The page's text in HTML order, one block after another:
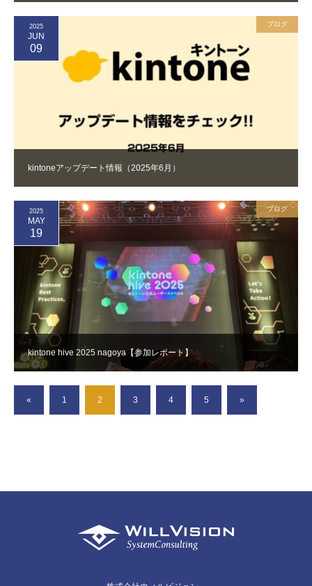
kintoneアップデート情報（2025年6月）
2025
JUN
09
ブログ
kintone hive 2025 nagoya【参加レポート】
2025
MAY
19
ブログ
« 1 2 3 4 5 »